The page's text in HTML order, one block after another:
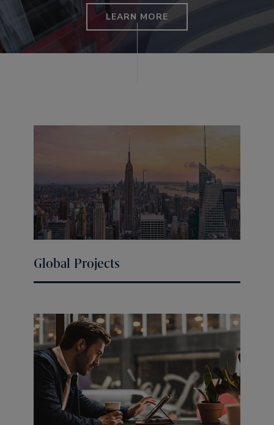
LEARN MORE
Global Projects